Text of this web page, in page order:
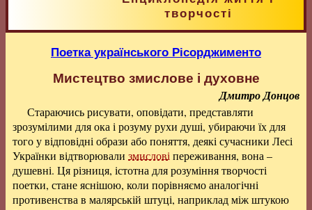
творчості
Поетка українського Рісорджименто
Мистецтво змислове і духовне
Дмитро Донцов
Стараючись рисувати, оповідати, представляти
зрозумілими для ока і розуму рухи душі, убираючи їх для
того у відповідні образи або поняття, деякі сучасники Лесі
Українки відтворювали змислові переживання, вона –
душевні. Ця різниця, істотна для розуміння творчості
поетки, стане яснішою, коли порівняємо аналогічні
противенства в малярській штуці, наприклад між штукою